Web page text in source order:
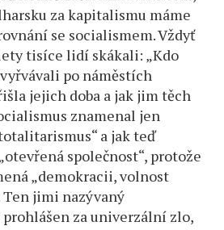
za kapitalismu máme
se socialismem. Vždyť
tisíce lidí skákali: „Kdo
po náměstích
jejich doba a jak jim těch
znamenal jen
a jak teď
společnost“, protože
„demokracii, volnost
Ten jimi nazývaný
prohlášen za univerzální zlo,